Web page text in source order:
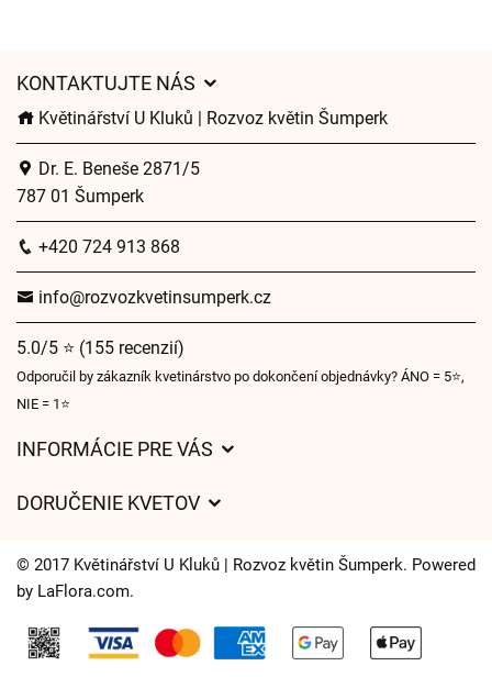
KONTAKTUJTE NÁS
Květinářství U Kluků | Rozvoz květin Šumperk
Dr. E. Beneše 2871/5
787 01 Šumperk
+420 724 913 868
info@rozvozkvetinsumperk.cz
5.0/5 ⭐ (155 recenzií)
Odporučil by zákazník kvetinárstvo po dokončení objednávky? ÁNO = 5⭐,
NIE = 1⭐
INFORMÁCIE PRE VÁS
Časy doručenia kvetov – prehľad možností
DORUČENIE KVETOV
Kam doručujeme kvety
Kontaktujte nás
© 2017 Květinářství U Kluků | Rozvoz květin Šumperk. Powered
by LaFlora.com.